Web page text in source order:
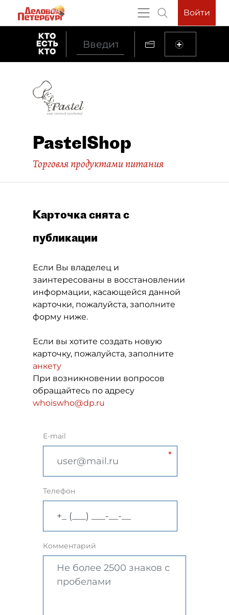
Войти
PastelShop
Торговля продуктами питания
Карточка снята с
публикации
Если Вы владелец и
заинтересованы в восстановлении
информации, касающейся данной
карточки, пожалуйста, заполните
форму ниже.
Если вы хотите создать новую
карточку, пожалуйста, заполните
анкету
При возникновении вопросов
обращайтесь по адресу
whoiswho@dp.ru
E-mail
Телефон
Комментарий